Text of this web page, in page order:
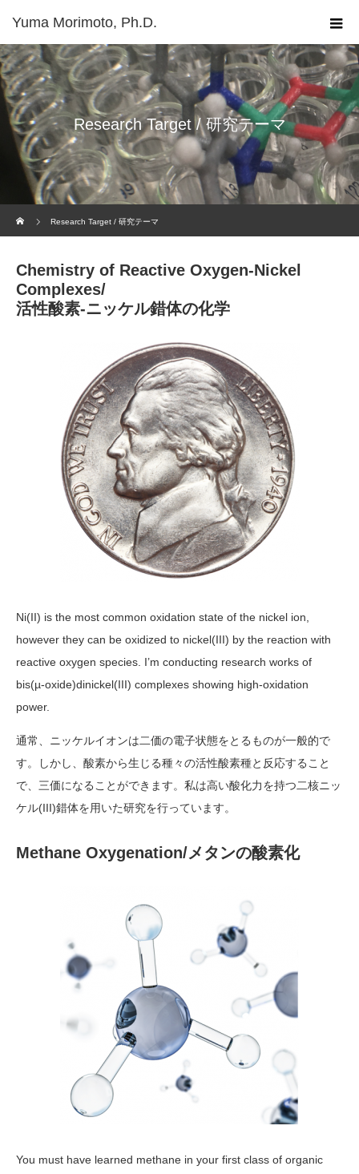
Yuma Morimoto, Ph.D.
Research Target / 研究テーマ
Research Target / 研究テーマ
Chemistry of Reactive Oxygen-Nickel
Complexes/
活性酸素-ニッケル錯体の化学
Ni(II) is the most common oxidation state of the nickel ion,
however they can be oxidized to nickel(III) by the reaction with
reactive oxygen species. I’m conducting research works of
bis(µ-oxide)dinickel(III) complexes showing high-oxidation
power.
通常、ニッケルイオンは二価の電子状態をとるものが一般的で
す。しかし、酸素から生じる種々の活性酸素種と反応すること
で、三価になることができます。私は高い酸化力を持つ二核ニッ
ケル(III)錯体を用いた研究を行っています。
Methane Oxygenation/メタンの酸素化
You must have learned methane in your first class of organic